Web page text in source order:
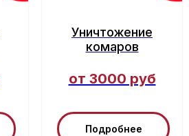
Уничтожение
комаров
от 3000 руб
Подробнее